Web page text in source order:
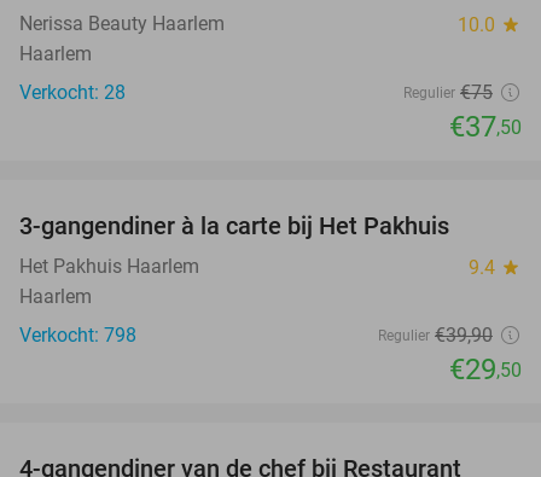
Nerissa Beauty Haarlem 10.0 star
Haarlem
Verkocht: 28
Regulier €75
€37,50
3-gangendiner à la carte bij Het Pakhuis
Het Pakhuis Haarlem 9.4 star
Haarlem
Verkocht: 798
Regulier €39,90
€29,50
4-gangendiner van de chef bij Restaurant